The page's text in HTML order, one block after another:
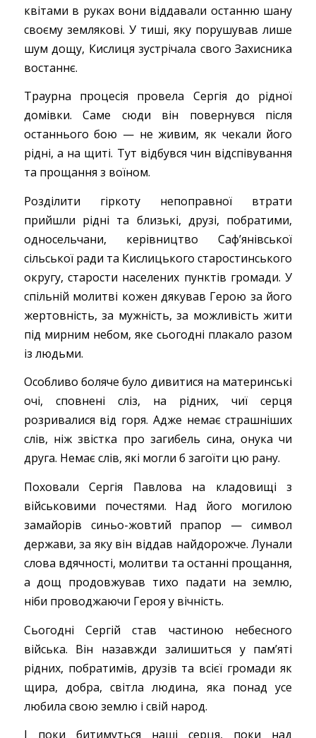
квітами в руках вони віддавали останню шану
своєму землякові. У тиші, яку порушував лише
шум дощу, Кислиця зустрічала свого Захисника
востаннє.
Траурна процесія провела Сергія до рідної
домівки. Саме сюди він повернувся після
останнього бою — не живим, як чекали його
рідні, а на щиті. Тут відбувся чин відспівування
та прощання з воїном.
Розділити гіркоту непоправної втрати
прийшли рідні та близькі, друзі, побратими,
односельчани, керівництво Саф’янівської
сільської ради та Кислицького старостинського
округу, старости населених пунктів громади. У
спільній молитві кожен дякував Герою за його
жертовність, за мужність, за можливість жити
під мирним небом, яке сьогодні плакало разом
із людьми.
Особливо боляче було дивитися на материнські
очі, сповнені сліз, на рідних, чиї серця
розривалися від горя. Адже немає страшніших
слів, ніж звістка про загибель сина, онука чи
друга. Немає слів, які могли б загоїти цю рану.
Поховали Сергія Павлова на кладовищі з
військовими почестями. Над його могилою
замайорів синьо-жовтий прапор — символ
держави, за яку він віддав найдорожче. Лунали
слова вдячності, молитви та останні прощання,
а дощ продовжував тихо падати на землю,
ніби проводжаючи Героя у вічність.
Сьогодні Сергій став частиною небесного
війська. Він назавжди залишиться у пам’яті
рідних, побратимів, друзів та всієї громади як
щира, добра, світла людина, яка понад усе
любила свою землю і свій народ.
І поки битимуться наші серця, поки над